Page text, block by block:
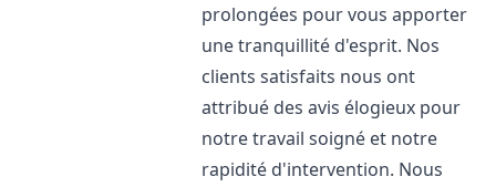
prolongées pour vous apporter
une tranquillité d'esprit. Nos
clients satisfaits nous ont
attribué des avis élogieux pour
notre travail soigné et notre
rapidité d'intervention. Nous